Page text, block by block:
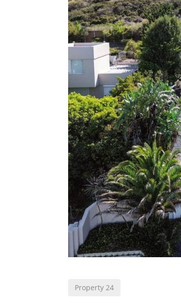
Property 24